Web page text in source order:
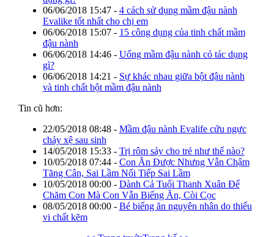
06/06/2018 15:47- 4 cách sử dụng mầm đậu nành
Evalike tốt nhất cho chị em
06/06/2018 15:07- 15 công dụng của tinh chất mầm
đậu nành
06/06/2018 14:46- Uống mầm đậu nành có tác dụng
gì?
06/06/2018 14:21 - Sự khác nhau giữa bột đậu nành
và tinh chất bột mầm đậu nành
Tin cũ hơn:
22/05/2018 08:48- Mầm đậu nành Evalife cứu ngực
chảy xệ sau sinh
14/05/2018 15:33- Trị rôm sảy cho trẻ như thế nào?
10/05/2018 07:44- Con Ăn Được Nhưng Vẫn Chậm
Tăng Cân, Sai Lầm Nối Tiếp Sai Lầm
10/05/2018 00:00- Dành Cả Tuổi Thanh Xuân Để
Chăm Con Mà Con Vẫn Biếng Ăn, Còi Cọc
08/05/2018 00:00- Bé biếng ăn nguyên nhân do thiếu
vi chất kẽm